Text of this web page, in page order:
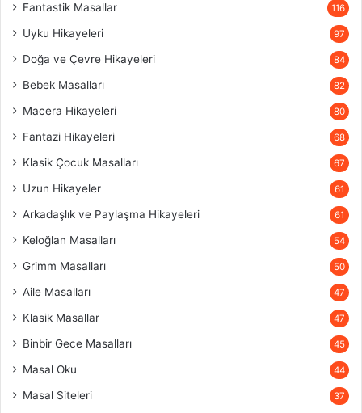
Fantastik Masallar 116
Uyku Hikayeleri 97
Doğa ve Çevre Hikayeleri 84
Bebek Masalları 82
Macera Hikayeleri 80
Fantazi Hikayeleri 68
Klasik Çocuk Masalları 67
Uzun Hikayeler 61
Arkadaşlık ve Paylaşma Hikayeleri 61
Keloğlan Masalları 54
Grimm Masalları 50
Aile Masalları 47
Klasik Masallar 47
Binbir Gece Masalları 45
Masal Oku 44
Masal Siteleri 37